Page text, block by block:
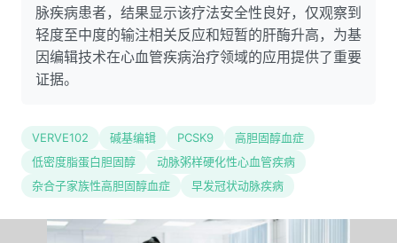
脉疾病患者，结果显示该疗法安全性良好，仅观察到
轻度至中度的输注相关反应和短暂的肝酶升高，为基
因编辑技术在心血管疾病治疗领域的应用提供了重要
证据。
VERVE102 碱基编辑 PCSK9
高胆固醇血症
低密度脂蛋白胆固醇
动脉粥样硬化性心血管疾病
杂合子家族性高胆固醇血症
早发冠状动脉疾病